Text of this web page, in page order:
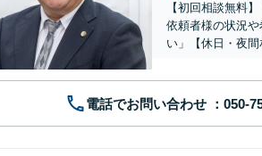
【初回相談無料
依頼者様の状況
い」【休日・夜間
電話でお問い合わせ